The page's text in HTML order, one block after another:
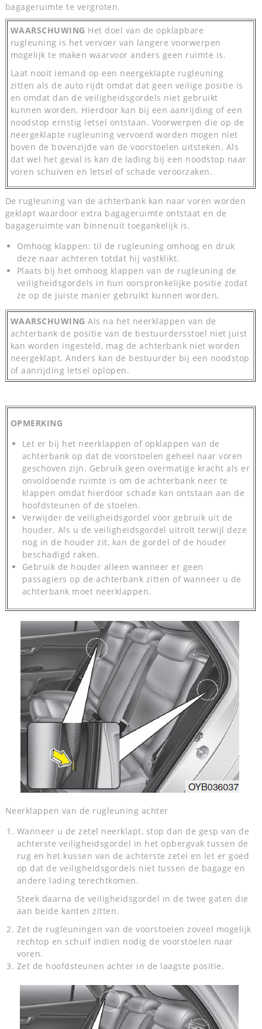
bagageruimte te vergroten.
WAARSCHUWING Het doel van de opklapbare
rugleuning is het vervoer van langere voorwerpen
mogelijk te maken waarvoor anders geen ruimte is.
Laat nooit iemand op een neergeklapte rugleuning
zitten als de auto rijdt omdat dat geen veilige positie is
en omdat dan de veiligheidsgordels niet gebruikt
kunnen worden. Hierdoor kan bij een aanrijding of een
noodstop ernstig letsel ontstaan. Voorwerpen die op de
neergeklapte rugleuning vervoerd worden mogen niet
boven de bovenzijde van de voorstoelen uitsteken. Als
dat wel het geval is kan de lading bij een noodstop naar
voren schuiven en letsel of schade veroorzaken.
De rugleuning van de achterbank kan naar voren worden
geklapt waardoor extra bagageruimte ontstaat en de
bagageruimte van binnenuit toegankelijk is.
Omhoog klappen: til de rugleuning omhoog en druk
deze naar achteren totdat hij vastklikt.
Plaats bij het omhoog klappen van de rugleuning de
veiligheidsgordels in hun oorspronkelijke positie zodat
ze op de juiste manier gebruikt kunnen worden.
WAARSCHUWING Als na het neerklappen van de
achterbank de positie van de bestuurdersstoel niet juist
kan worden ingesteld, mag de achterbank niet worden
neergeklapt. Anders kan de bestuurder bij een noodstop
of aanrijding letsel oplopen.
OPMERKING
Let er bij het neerklappen of opklappen van de
achterbank op dat de voorstoelen geheel naar voren
geschoven zijn. Gebruik geen overmatige kracht als er
onvoldoende ruimte is om de achterbank neer te
klappen omdat hierdoor schade kan ontstaan aan de
hoofdsteunen of de stoelen.
Verwijder de veiligheidsgordel voor gebruik uit de
houder. Als u de veiligheidsgordel uitrolt terwijl deze
nog in de houder zit, kan de gordel of de houder
beschadigd raken.
Gebruik de houder alleen wanneer er geen
passagiers op de achterbank zitten of wanneer u de
achterbank moet neerklappen.
Neerklappen van de rugleuning achter
Wanneer u de zetel neerklapt, stop dan de gesp van de
achterste veiligheidsgordel in het opbergvak tussen de
rug en het kussen van de achterste zetel en let er goed
op dat de veiligheidsgordels niet tussen de bagage en
andere lading terechtkomen.
Steek daarna de veiligheidsgordel in de twee gaten die
aan beide kanten zitten.
Zet de rugleuningen van de voorstoelen zoveel mogelijk
rechtop en schuif indien nodig de voorstoelen naar
voren.
Zet de hoofdsteunen achter in de laagste positie.